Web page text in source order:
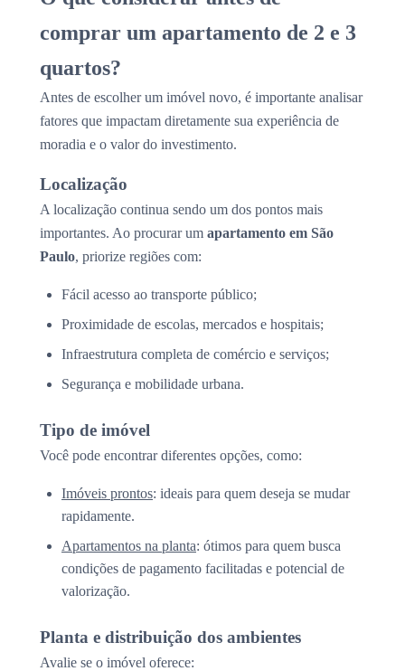
comprar um apartamento de 2 e 3
quartos?
Antes de escolher um imóvel novo, é importante analisar
fatores que impactam diretamente sua experiência de
moradia e o valor do investimento.
Localização
A localização continua sendo um dos pontos mais
importantes. Ao procurar um apartamento em São
Paulo, priorize regiões com:
Fácil acesso ao transporte público;
Proximidade de escolas, mercados e hospitais;
Infraestrutura completa de comércio e serviços;
Segurança e mobilidade urbana.
Tipo de imóvel
Você pode encontrar diferentes opções, como:
Imóveis prontos: ideais para quem deseja se mudar
rapidamente.
Apartamentos na planta: ótimos para quem busca
condições de pagamento facilitadas e potencial de
valorização.
Planta e distribuição dos ambientes
Avalie se o imóvel oferece: